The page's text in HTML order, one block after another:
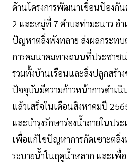
ด้านโครงการพัฒนาเขื่อนป้องกั
2 และหมู่ที่ 7 ตำบลท่ามะนาว อ
ปัญหาตลิ่งพังทลาย ส่งผลกระทบ
การคมนาคมทางถนนที่ประชาช
รวมทั้งบ้านเรือนและสิ่งปลูกสร้า
ปัจจุบันมีความก้าวหน้าการดำเนิ
แล้วเสร็จในเดือนสิงหาคมปี
และบำรุงรักษาร่องน้ำภายในป
เพื่อแก้ไขปัญหาการกัดเซาะตลิ่
ระบายน้ำในฤดูน้ำหลาก และเพื่